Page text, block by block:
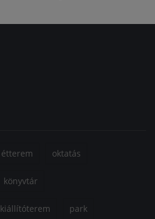
étterem oktatás
könyvtár
kiállítóterem park